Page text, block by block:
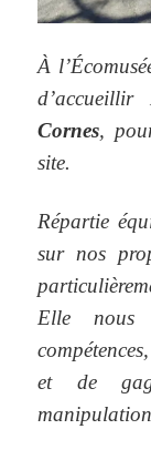
À
Cornes,
site.
Répartie
sur nos
Elle nous
et de